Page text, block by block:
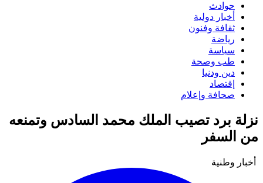
حوادث
أخبار دولية
ثقافة وفنون
رياضة
سياسة
طب وصحة
دين ودنيا
إقتصاد
صحافة وإعلام
نزلة برد تصيب الملك محمد السادس وتمنعه
من السفر
أخبار وطنية